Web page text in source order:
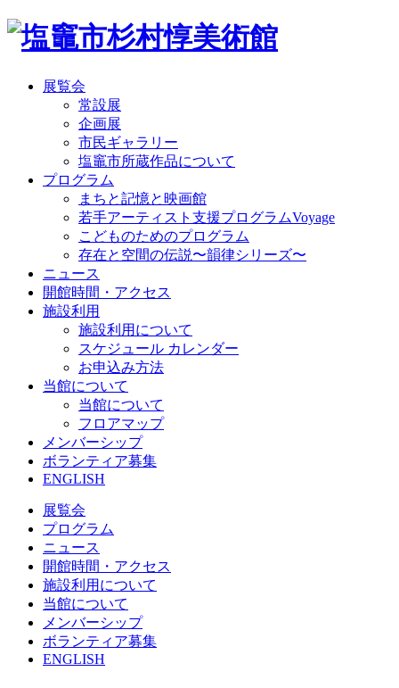
展覧会
常設展
企画展
市民ギャラリー
塩竈市所蔵作品について
プログラム
まちと記憶と映画館
若手アーティスト支援プログラムVoyage
こどものためのプログラム
存在と空間の伝説〜韻律シリーズ〜
ニュース
開館時間・アクセス
施設利用
施設利用について
スケジュール カレンダー
お申込み方法
当館について
当館について
フロアマップ
メンバーシップ
ボランティア募集
ENGLISH
展覧会
プログラム
ニュース
開館時間・アクセス
施設利用について
当館について
メンバーシップ
ボランティア募集
ENGLISH